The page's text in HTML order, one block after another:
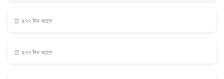
⏰ ৪৭৭ দিন আগে
⏰ ৪৭৭ দিন আগে